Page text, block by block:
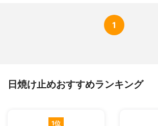
1
日焼け止めおすすめランキング
1位